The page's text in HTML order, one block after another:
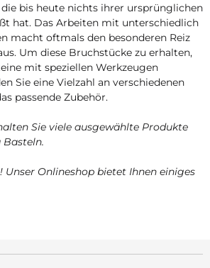
bis heute nichts ihrer ursprünglichen
hat. Das Arbeiten mit unterschiedlich
macht oftmals den besonderen Reiz
Um diese Bruchstücke zu erhalten,
mit speziellen Werkzeugen
Sie eine Vielzahl an verschiedenen
passende Zubehör.
Sie viele ausgewählte Produkte
Unser Onlineshop bietet Ihnen einiges